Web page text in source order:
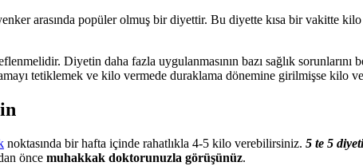
arasında popüler olmuş bir diyettir. Bu diyette kısa bir vakitte
Diyetin daha fazla uygulanmasının bazı sağlık sorunlarını
tetiklemek ve kilo vermede duraklama dönemine girilmişse kilo
noktasında bir hafta içinde rahatlıkla 4-5 kilo verebilirsiniz. 5 te 5 diyeti
önce muhakkak doktorunuzla görüşünüz.